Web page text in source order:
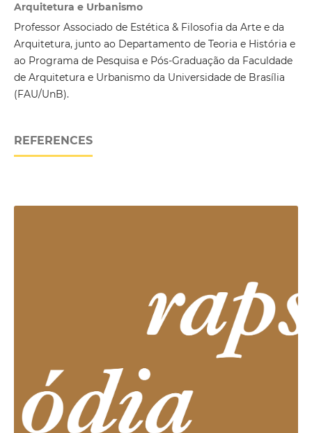
Arquitetura e Urbanismo
Professor Associado de Estética & Filosofia da Arte e da
Arquitetura, junto ao Departamento de Teoria e História e
ao Programa de Pesquisa e Pós-Graduação da Faculdade
de Arquitetura e Urbanismo da Universidade de Brasília
(FAU/UnB).
REFERENCES